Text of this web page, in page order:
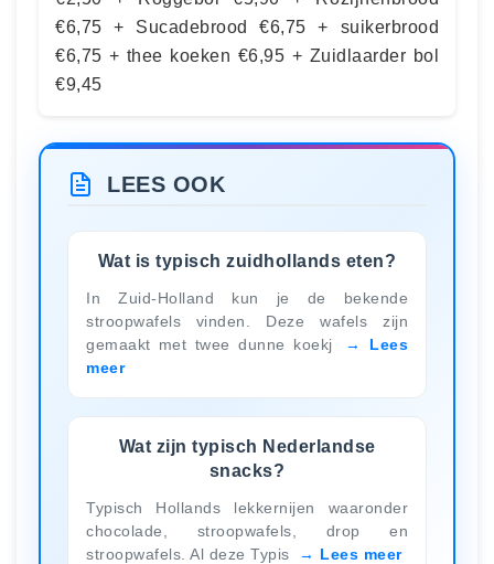
€6,75 + Sucadebrood €6,75 + suikerbrood
€6,75 + thee koeken €6,95 + Zuidlaarder bol
€9,45
LEES OOK
Wat is typisch zuidhollands eten?
In Zuid-Holland kun je de bekende
stroopwafels vinden. Deze wafels zijn
gemaakt met twee dunne koekj
Lees
meer
Wat zijn typisch Nederlandse
snacks?
Typisch Hollands lekkernijen waaronder
chocolade, stroopwafels, drop en
stroopwafels. Al deze Typis
Lees meer